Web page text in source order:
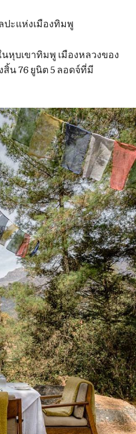
ะแห่งเมืองทิมพู
หุบเขาทิมพู เมืองหลวงของ
น 76 ยูนิต 5 ลอดจ์ที่มี